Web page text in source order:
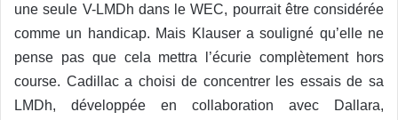
une seule V-LMDh dans le WEC, pourrait être considérée
comme un handicap. Mais Klauser a souligné qu’elle ne
pense pas que cela mettra l’écurie complètement hors
course. Cadillac a choisi de concentrer les essais de sa
LMDh, développée en collaboration avec Dallara,